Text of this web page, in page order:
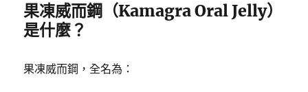
果凍威而鋼（Kamagra Oral Jelly）
是什麼？
果凍威而鋼，全名為：